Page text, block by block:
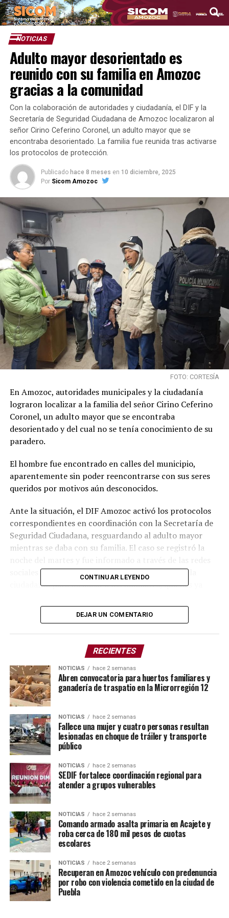
NOTICIAS
Adulto mayor desorientado es
reunido con su familia en Amozoc
gracias a la comunidad
Con la colaboración de autoridades y ciudadanía, el DIF y la
Secretaría de Seguridad Ciudadana de Amozoc localizaron al
señor Cirino Ceferino Coronel, un adulto mayor que se
encontraba desorientado. La familia fue reunida tras activarse
los protocolos de protección.
Publicado hace 8 meses en 10 diciembre, 2025
Por Sicom Amozoc
FOTO: CORTESÍA
En Amozoc, autoridades municipales y la ciudadanía
lograron localizar a la familia del señor Cirino Ceferino
Coronel, un adulto mayor que se encontraba
desorientado y del cual no se tenía conocimiento de su
paradero.
El hombre fue encontrado en calles del municipio,
aparentemente sin poder reencontrarse con sus seres
queridos por motivos aún desconocidos.
Ante la situación, el DIF Amozoc activó los protocolos
correspondientes en coordinación con la Secretaría de
Seguridad Ciudadana, resguardando al adulto mayor
mientras se daba con su familia. El caso se registró la
sociales del DIF municipal, que solicitó apoyo de la
ciudadanía para localizar a los familiares, quienes ya
Tras algunos minutos de coordinación y colaboración de
la población, se logró reunir al señor Coronel con sus
seres queridos. Posteriormente, el DIF agradeció la
participación de la comunidad y resaltó la fuerza que
tiene la sociedad cuando se une por el bienestar de
quienes más lo necesitan.
TEMAS RELACIONADOS AMOZOC
DIF
SECRETARÍA DE SEGURIDAD CIUDADANA
SIGUE CON
En coordinación los tres niveles de gobierno realizaron
un operativo de búsqueda en Amozoc
NO TE PIERDAS
Vandalizan adornos navideños en Tepatlaxco de Hidalgo
previo a su encendido
CONTINUAR LEYENDO
DEJAR UN COMENTARIO
RECIENTES
NOTICIAS hace 2 semanas
Abren convocatoria para huertos familiares y
ganadería de traspatio en la Microrregión 12
NOTICIAS hace 2 semanas
Fallece una mujer y cuatro personas resultan
lesionadas en choque de tráiler y transporte
público
NOTICIAS hace 2 semanas
SEDIF fortalece coordinación regional para
atender a grupos vulnerables
NOTICIAS hace 2 semanas
Comando armado asalta primaria en Acajete y
roba cerca de 180 mil pesos de cuotas
escolares
NOTICIAS hace 2 semanas
Recuperan en Amozoc vehículo con predenuncia
por robo con violencia cometido en la ciudad de
Puebla